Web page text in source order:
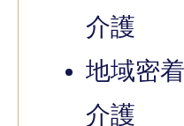
介護
地域密
介護